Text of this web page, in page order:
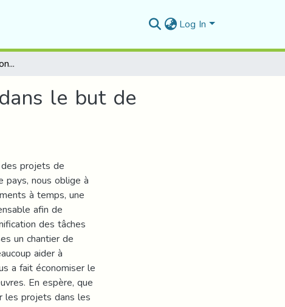
Log In
Gestion d’un projet de construction de bâtiment dans le but de planifier les tâches à réaliser
le but de
projets de
pays, nous oblige à
à temps, une
afin de
des tâches
un chantier de
aider à
a fait économiser le
En espère, que
les projets dans les